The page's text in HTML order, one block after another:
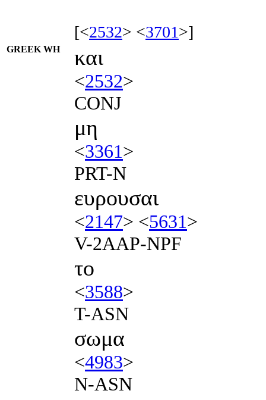
[<2532> <3701>]
GREEK WH και
<2532>
CONJ
μη
<3361>
PRT-N
ευρουσαι
<2147> <5631>
V-2AAP-NPF
το
<3588>
T-ASN
σωμα
<4983>
N-ASN